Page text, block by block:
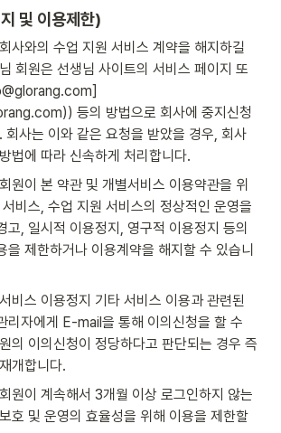
및 이용제한)
사와의 수업 지원 서비스 계약을 해지하길
회원은 선생님 사이트의 서비스 페이지 또
등의 방법으로 회사에 중지신청
회사는 이와 같은 요청을 받았을 경우, 회사
법에 따라 신속하게 처리합니다.
원이 본 약관 및 개별서비스 이용약관을 위
비스, 수업 지원 서비스의 정상적인 운영을
고, 일시적 이용정지, 영구적 이용정지 등의
을 제한하거나 이용계약을 해지할 수 있습니
비스 이용정지 기타 서비스 이용과 관련된
리자에게 E-mail을 통해 이의신청을 할 수
의 이의신청이 정당하다고 판단되는 경우 즉
개합니다.
원이 계속해서 3개월 이상 로그인하지 않는
호 및 운영의 효율성을 위해 이용을 제한할